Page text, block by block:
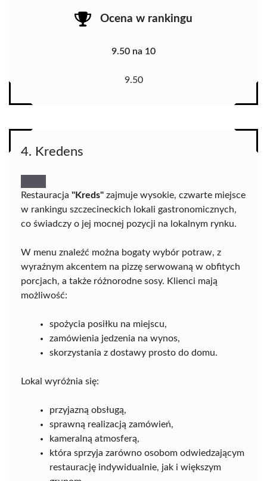
Ocena w rankingu
9.50 na 10
9.50
4. Kredens
Restauracja "Kreds" zajmuje wysokie, czwarte miejsce
w rankingu szczecineckich lokali gastronomicznych,
co świadczy o jej mocnej pozycji na lokalnym rynku.
W menu znaleźć można bogaty wybór potraw, z
wyraźnym akcentem na pizzę serwowaną w obfitych
porcjach, a także różnorodne sosy. Klienci mają
możliwość:
spożycia posiłku na miejscu,
zamówienia jedzenia na wynos,
skorzystania z dostawy prosto do domu.
Lokal wyróżnia się:
przyjazną obsługą,
sprawną realizacją zamówień,
kameralną atmosferą,
która sprzyja zarówno osobom odwiedzającym
restaurację indywidualnie, jak i większym